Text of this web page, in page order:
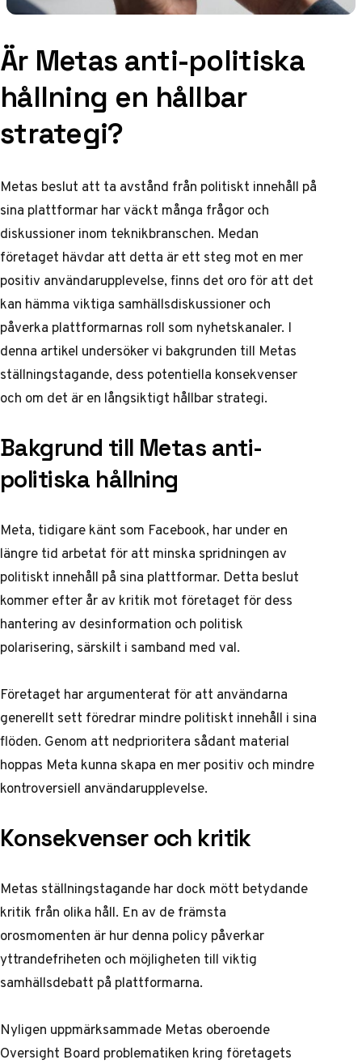
Är Metas anti-politiska
hållning en hållbar
strategi?
Metas beslut att ta avstånd från politiskt innehåll på
sina plattformar har väckt många frågor och
diskussioner inom teknikbranschen. Medan
företaget hävdar att detta är ett steg mot en mer
positiv användarupplevelse, finns det oro för att det
kan hämma viktiga samhällsdiskussioner och
påverka plattformarnas roll som nyhetskanaler. I
denna artikel undersöker vi bakgrunden till Metas
ställningstagande, dess potentiella konsekvenser
och om det är en långsiktigt hållbar strategi.
Bakgrund till Metas anti-
politiska hållning
Meta, tidigare känt som Facebook,har under en
längre tid arbetat för att minska spridningen av
politiskt innehåll på sina plattformar. Detta beslut
kommer efter år av kritik mot företaget för dess
hantering av desinformation och politisk
polarisering, särskilt i samband med val.
Företaget har argumenterat för att användarna
generellt sett föredrar mindre politiskt innehåll i sina
flöden. Genom att nedprioritera sådant material
hoppas Meta kunna skapa en mer positiv och mindre
kontroversiell användarupplevelse.
Konsekvenser och kritik
Metas ställningstagande har dock mött betydande
kritik från olika håll. En av de främsta
orosmomenten är hur denna policy påverkar
yttrandefriheten och möjligheten till viktig
samhällsdebatt på plattformarna.
Nyligen uppmärksammade Metas oberoende
Oversight Board problematiken kring företagets